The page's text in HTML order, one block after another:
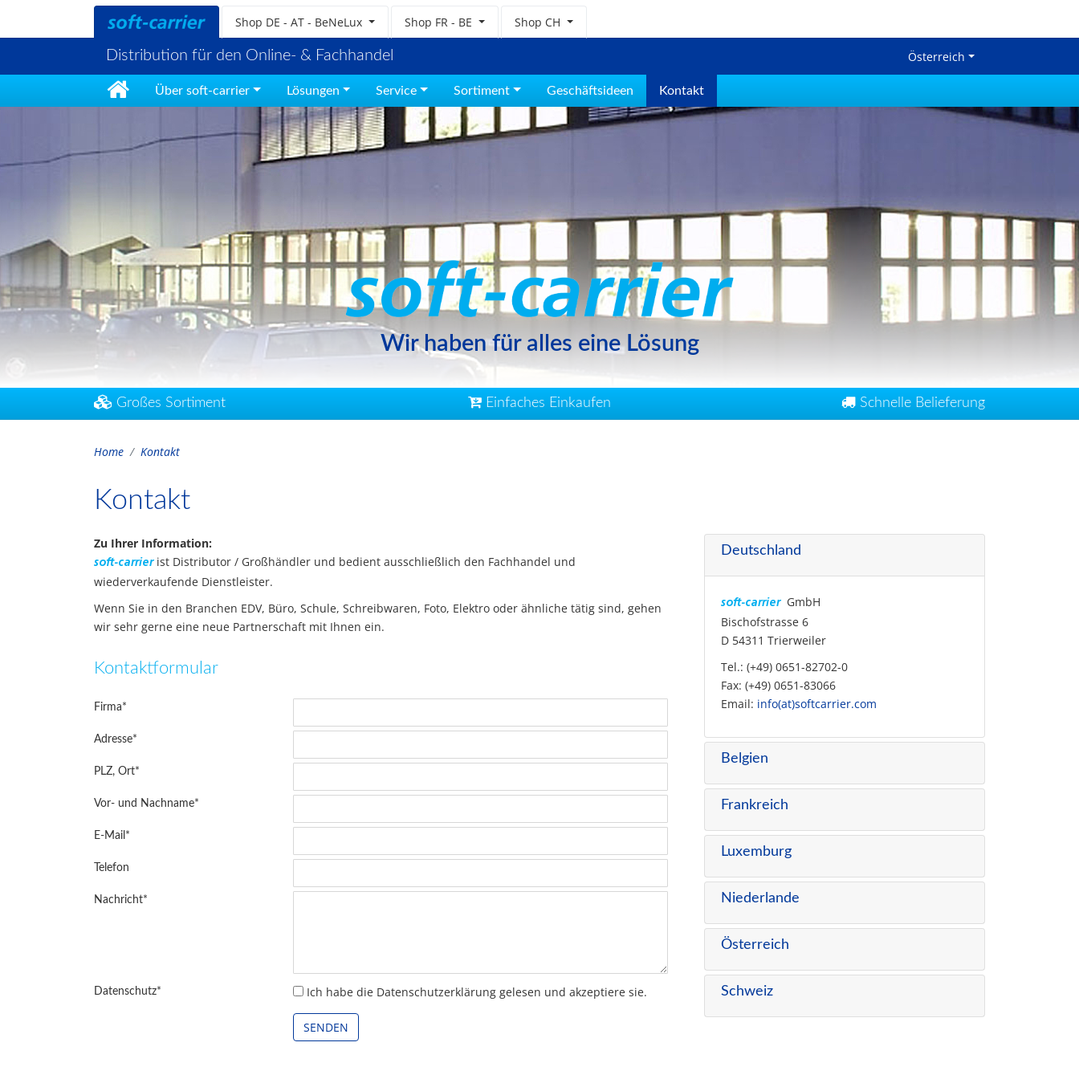
Shop DE - AT - BeNeLux Shop FR - BE Shop CH
Distribution für den Online- & Fachhandel Österreich
Über soft-carrier Lösungen Service Sortiment Geschäftsideen Kontakt
Wir haben für alles eine Lösung
Großes Sortiment Einfaches Einkaufen Schnelle Belieferung
Home Kontakt
Kontakt
Zu Ihrer Information:
soft-carrierist Distributor / Großhändler und bedient ausschließlich den Fachhandel und
wiederverkaufende Dienstleister.
Wenn Sie in den Branchen EDV, Büro, Schule, Schreibwaren, Foto, Elektro oder ähnliche tätig sind, gehen
wir sehr gerne eine neue Partnerschaft mit Ihnen ein.
Kontaktformular
Firma*
Adresse*
PLZ, Ort*
Vor- und Nachname*
E-Mail *
Telefon
Nachricht*
Datenschutz* Ich habe die Datenschutzerklärung gelesen und akzeptiere sie.
Deutschland
soft-carrier
GmbH
Bischofstrasse 6
D 54311 Trierweiler
Tel.: (+49) 0651-82702-0
Fax: (+49) 0651-83066
Email: info(at)softcarrier.com
Belgien
Frankreich
Luxemburg
Niederlande
Österreich
Schweiz